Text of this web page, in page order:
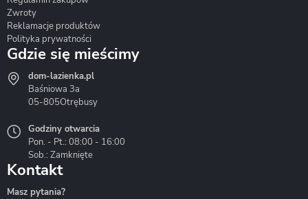
Hydrostop
Liveno
Zwroty
Reklamacje produktów
Polityka prywatności
Gdzie się mieścimy
dom-lazienka.pl
Baśniowa 3a
05-805Otrębusy
Godziny otwarcia
Pon. - Pt.: 08:00 - 16:00
Sob.: Zamknięte
Kontakt
Masz pytania?